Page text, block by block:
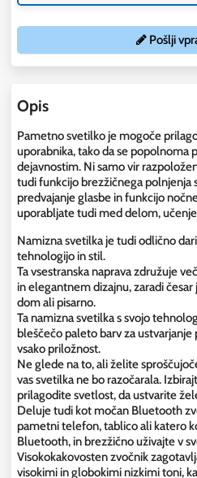
Pošlji
Opis
Pametno svetilko je mogoče
uporabnika, tako da se popolnoma
dejavnostim. Ni samo vir
tudi funkcijo brezžičnega polnjenja
predvajanje glasbe in funkcijo
uporabljate tudi med delom,
Namizna svetilka je tudi odlično
tehnologijo in stil.
Ta vsestranska naprava združuje
in elegantnem dizajnu, zaradi
dom ali pisarno.
Ta namizna svetilka s svojo
bleščečo paleto barv za
vsako priložnost.
Ne glede na to, ali želite
vas svetilka ne bo razočarala.
prilagodite svetlost, da ustvarite
Deluje tudi kot močan Bluetooth
pametni telefon, tablico ali katero
Bluetooth, in brezžično uživajte v
Visokokakovosten zvočnik
visokimi in globokimi nizkimi toni,